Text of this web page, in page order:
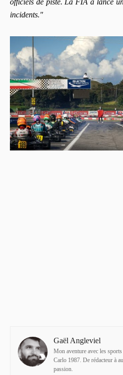
officiels de piste. La FIA a lancé
incidents."
Gaël Angleviel
Mon aventure avec les
Carlo 1987. De rédacteur à
passion.